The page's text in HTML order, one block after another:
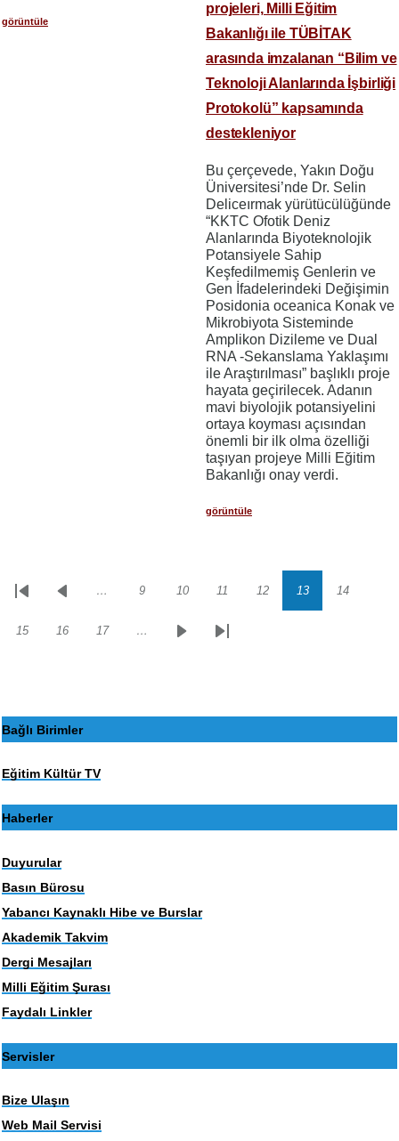
görüntüle
projeleri, Milli Eğitim
Bakanlığı ile TÜBİTAK
arasında imzalanan “Bilim ve
Teknoloji Alanlarında İşbirliği
Protokolü” kapsamında
destekleniyor
Bu çerçevede, Yakın Doğu
Üniversitesi’nde Dr. Selin
Deliceırmak yürütücülüğünde
“KKTC Ofotik Deniz
Alanlarında Biyoteknolojik
Potansiyele Sahip
Keşfedilmemiş Genlerin ve
Gen İfadelerindeki Değişimin
Posidonia oceanica Konak ve
Mikrobiyota Sisteminde
Amplikon Dizileme ve Dual
RNA -Sekanslama Yaklaşımı
ile Araştırılması” başlıklı proje
hayata geçirilecek. Adanın
mavi biyolojik potansiyelini
ortaya koyması açısından
önemli bir ilk olma özelliği
taşıyan projeye Milli Eğitim
Bakanlığı onay verdi.
görüntüle
Sayfalama
İlk
Önceki… Sayfa
9 Sayfa
10 Sayfa
11 Sayfa
12 Sayfa
13 Sayfa
14
Sayfa
15 Sayfa
16 Sayfa
17 …
SonrakiSon
Bağlı Birimler
Eğitim Kültür TV
Haberler
Duyurular
Basın Bürosu
Yabancı Kaynaklı Hibe ve Burslar
Akademik Takvim
Dergi Mesajları
Milli Eğitim Şurası
Faydalı Linkler
Servisler
Bize Ulaşın
Web Mail Servisi